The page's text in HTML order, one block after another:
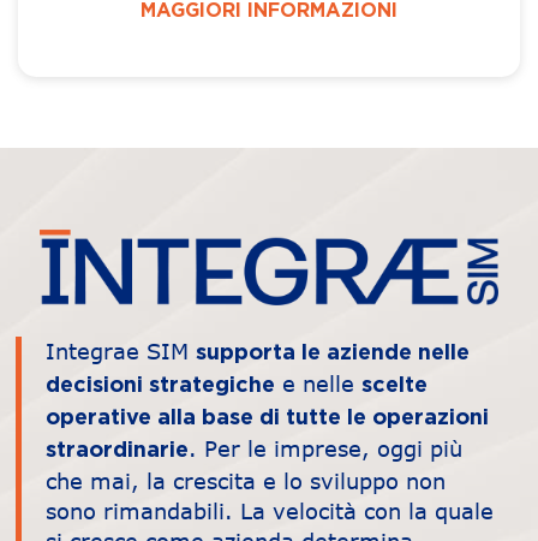
MAGGIORI INFORMAZIONI
Integrae SIM supporta le aziende nelle
decisioni strategiche e nelle scelte
operative alla base di tutte le operazioni
straordinarie. Per le imprese, oggi più
che mai, la crescita e lo sviluppo non
sono rimandabili. La velocità con la quale